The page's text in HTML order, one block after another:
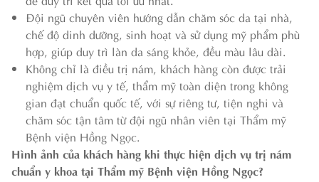
Đội ngũ chuyên viên hướng dẫn chăm sóc da tại nhà,
chế độ dinh dưỡng, sinh hoạt và sử dụng mỹ phẩm phù
hợp, giúp duy trì làn da sáng khỏe, đều màu lâu dài.
Không chỉ là điều trị nám, khách hàng còn được trải
nghiệm dịch vụ y tế, thẩm mỹ toàn diện trong không
gian đạt chuẩn quốc tế, với sự riêng tư, tiện nghi và
chăm sóc tận tâm từ đội ngũ nhân viên tại Thẩm mỹ
Bệnh viện Hồng Ngọc.
Hình ảnh của khách hàng khi thực hiện dịch vụ trị nám
chuẩn y khoa tại Thẩm mỹ Bệnh viện Hồng Ngọc?